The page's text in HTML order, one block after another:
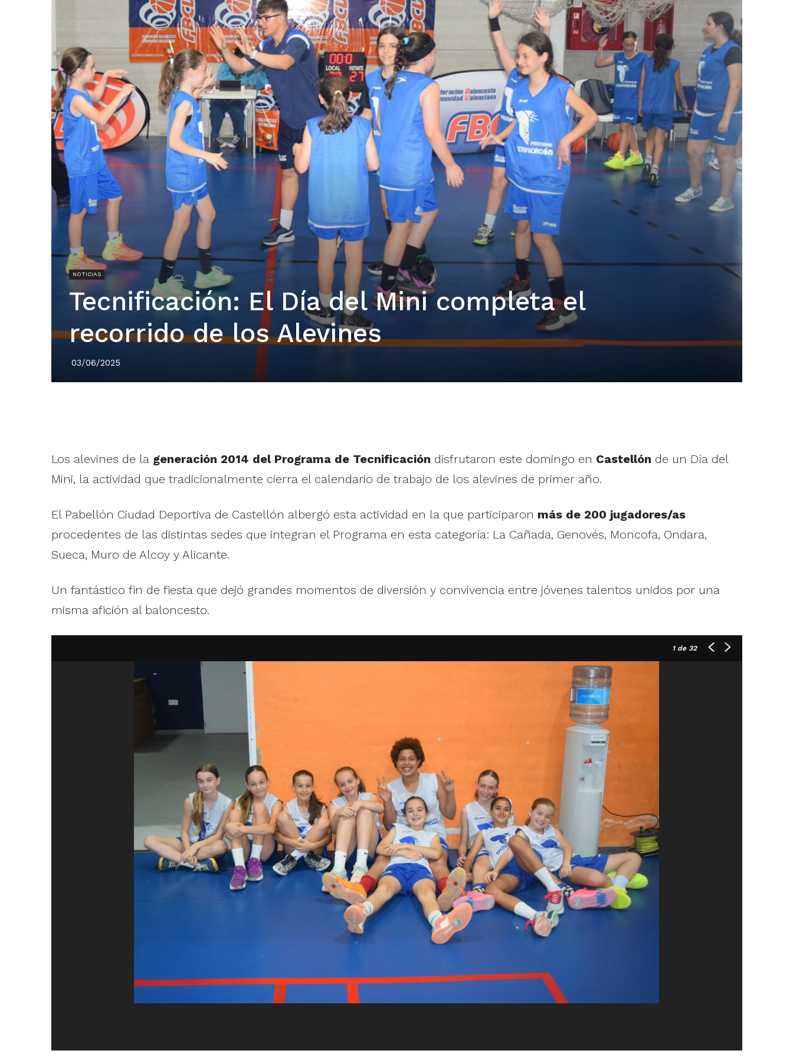
NOTICIAS
Tecnificación: El Día del Mini completa el
recorrido de los Alevines
03/06/2025
Los alevines de la generación 2014 del Programa de Tecnificación disfrutaron este domingo en Castellón de un Día del
Mini, la actividad que tradicionalmente cierra el calendario de trabajo de los alevines de primer año.
El Pabellón Ciudad Deportiva de Castellón albergó esta actividad en la que participaron más de 200 jugadores/as
procedentes de las distintas sedes que integran el Programa en esta categoría: La Cañada, Genovés, Moncofa, Ondara,
Sueca, Muro de Alcoy y Alicante.
Un fantástico fin de fiesta que dejó grandes momentos de diversión y convivencia entre jóvenes talentos unidos por una
misma afición al baloncesto.
1de 32